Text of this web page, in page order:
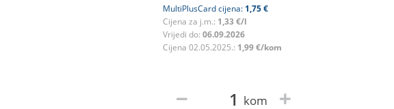
MultiPlusCard cijena: 1,75 €
Cijena za j.m.: 1,33 €/l
Vrijedi do: 06.09.2026
Cijena 02.05.2025.: 1,99 €/kom
kom